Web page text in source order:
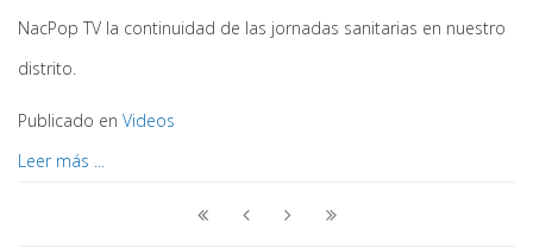
NacPop TV la continuidad de las jornadas sanitarias en nuestro
distrito.
Publicado en Videos
Leer más ...